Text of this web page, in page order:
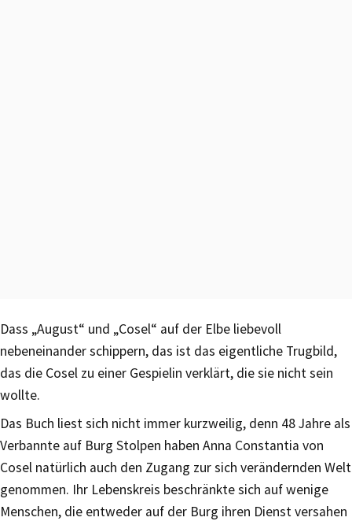
Dass „August“ und „Cosel“ auf der Elbe liebevoll
nebeneinander schippern, das ist das eigentliche Trugbild,
das die Cosel zu einer Gespielin verklärt, die sie nicht sein
wollte.
Das Buch liest sich nicht immer kurzweilig, denn 48 Jahre als
Verbannte auf Burg Stolpen haben Anna Constantia von
Cosel natürlich auch den Zugang zur sich verändernden Welt
genommen. Ihr Lebenskreis beschränkte sich auf wenige
Menschen, die entweder auf der Burg ihren Dienst versahen